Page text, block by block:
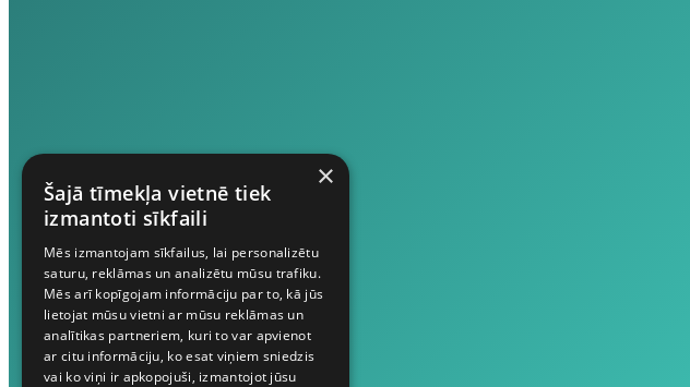
×
Šajā tīmekļa vietnē tiek
izmantoti sīkfaili
Mēs izmantojam sīkfailus, lai personalizētu
saturu, reklāmas un analizētu mūsu trafiku.
Mēs arī kopīgojam informāciju par to, kā jūs
lietojat mūsu vietni ar mūsu reklāmas un
analītikas partneriem, kuri to var apvienot
ar citu informāciju, ko esat viņiem sniedzis
vai ko viņi ir apkopojuši, izmantojot jūsu